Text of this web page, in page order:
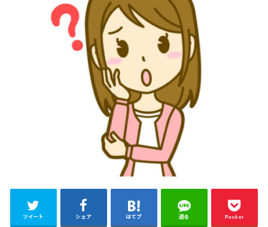
ツイート シェア はてブ 送る Pocket